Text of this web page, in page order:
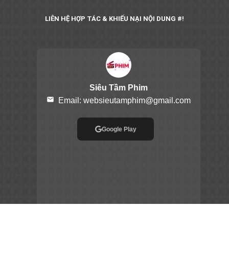
LIÊN HỆ HỢP TÁC & KHIẾU NẠI NỘI DUNG #!
Siêu Tầm Phim
email Email: websieutamphim@gmail.com
Google Play